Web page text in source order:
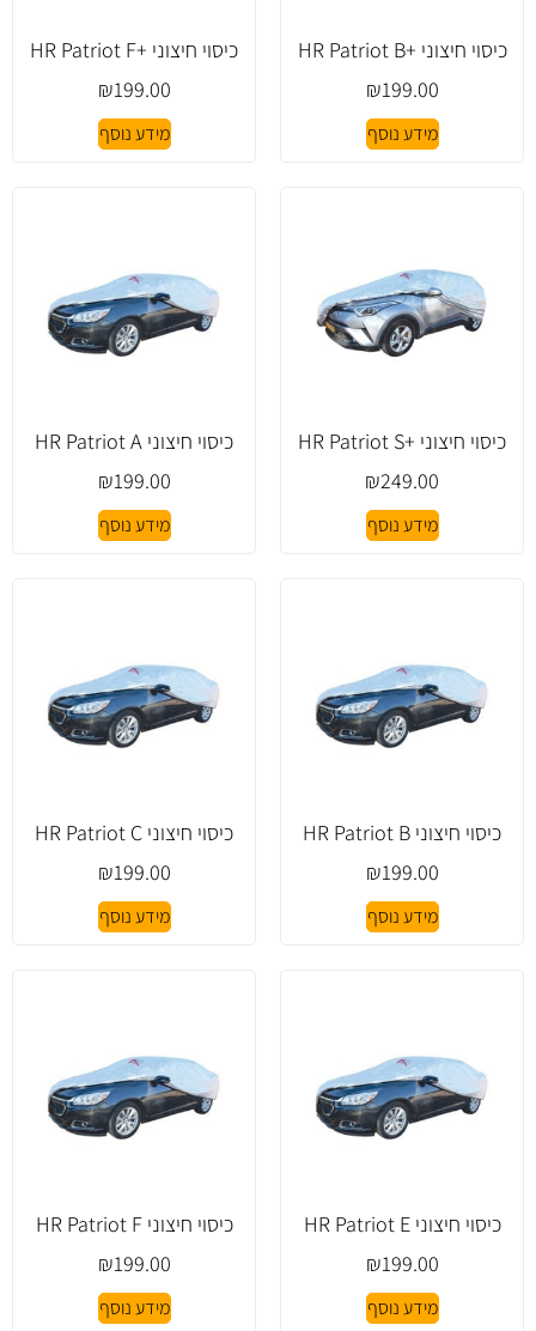
כיסוי חיצוני +HR Patriot B
₪199.00
מידע נוסף
כיסוי חיצוני +HR Patriot F
₪199.00
מידע נוסף
כיסוי חיצוני +HR Patriot S
₪249.00
מידע נוסף
כיסוי חיצוני HR Patriot A
₪199.00
מידע נוסף
כיסוי חיצוני HR Patriot B
₪199.00
מידע נוסף
כיסוי חיצוני HR Patriot C
₪199.00
מידע נוסף
כיסוי חיצוני HR Patriot E
₪199.00
מידע נוסף
כיסוי חיצוני HR Patriot F
₪199.00
מידע נוסף